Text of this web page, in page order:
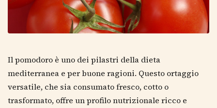
Il pomodoro è uno dei pilastri della dieta
mediterranea e per buone ragioni. Questo ortaggio
versatile, che sia consumato fresco, cotto o
trasformato, offre un profilo nutrizionale ricco e